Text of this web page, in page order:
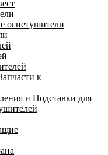
огнетушители
к
и Подставки для